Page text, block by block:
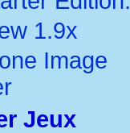
1.9x
Image
Jeux